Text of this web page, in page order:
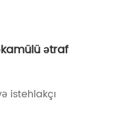
ətraf
istehlakçı